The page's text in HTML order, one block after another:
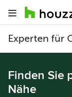
Experten für
Finden Sie
Nähe